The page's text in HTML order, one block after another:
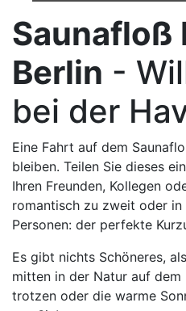
Saunafloß
Berlin -
bei der
Eine Fahrt auf dem
bleiben. Teilen Sie dieses
Ihren Freunden, Kollegen
romantisch zu zweit oder
Personen: der perfekte
Es gibt nichts Schöneres,
mitten in der Natur auf dem
trotzen oder die warme